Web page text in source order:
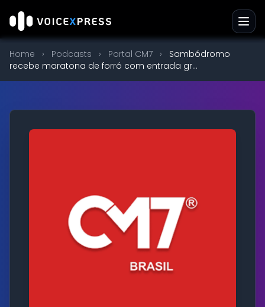
Home › Podcasts › Portal CM7 ›
Sambódromo
recebe maratona de forró com entrada gr...